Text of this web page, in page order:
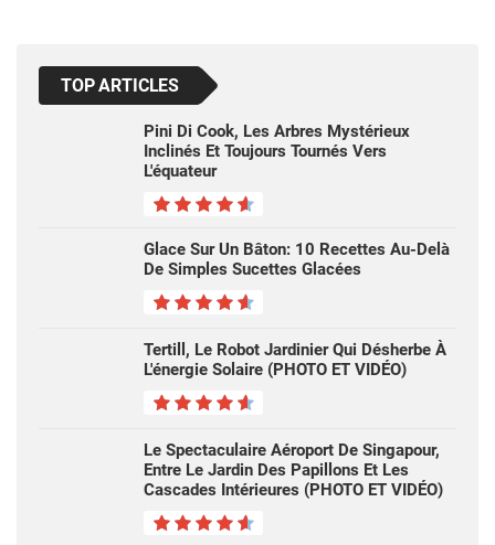
TOP ARTICLES
Pini Di Cook, Les Arbres Mystérieux
Inclinés Et Toujours Tournés Vers
L'équateur
Glace Sur Un Bâton: 10 Recettes Au-Delà
De Simples Sucettes Glacées
Tertill, Le Robot Jardinier Qui Désherbe À
L'énergie Solaire (PHOTO ET VIDÉO)
Le Spectaculaire Aéroport De Singapour,
Entre Le Jardin Des Papillons Et Les
Cascades Intérieures (PHOTO ET VIDÉO)